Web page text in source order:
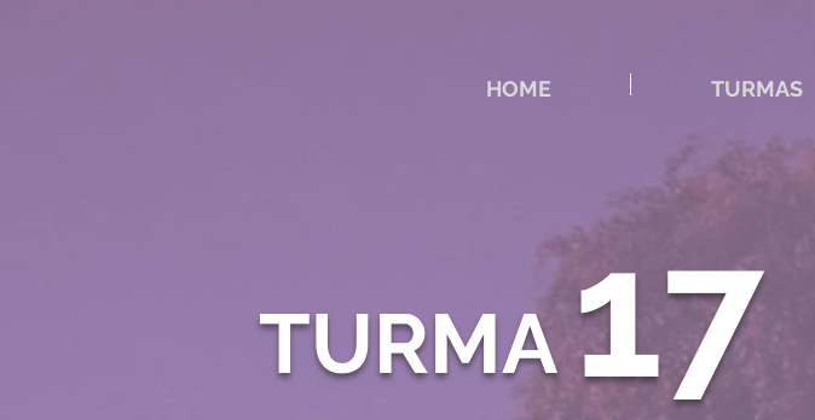
HOME TURMAS
TURMA17